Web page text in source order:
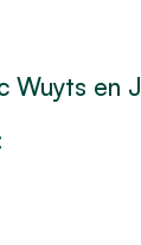
Wuyts en